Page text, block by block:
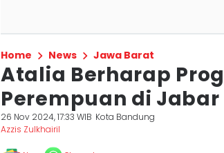
Home News Jawa Barat
Atalia Berharap
Perempuan di
26 Nov 2024, 17:33 WIB Kota Bandung
Azzis Zulkhairil